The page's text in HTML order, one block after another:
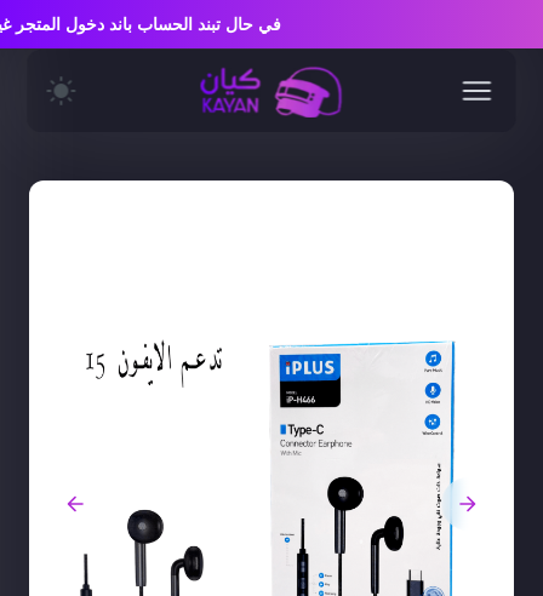
في حال تبند الحساب باند دخول